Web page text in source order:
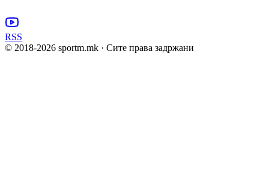
RSS
© 2018-2026 sportm.mk · Сите права задржани